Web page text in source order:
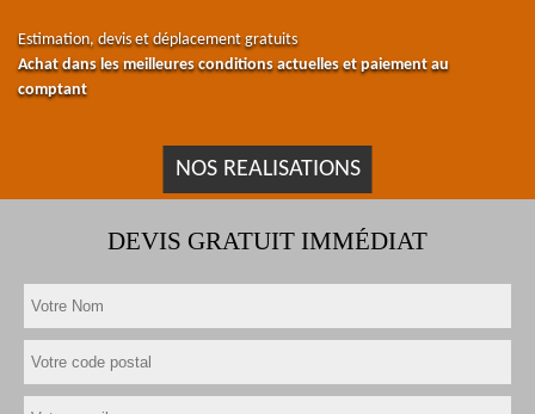
Estimation, devis et déplacement gratuits
Achat dans les meilleures conditions actuelles et paiement au
comptant
NOS REALISATIONS
DEVIS GRATUIT IMMÉDIAT